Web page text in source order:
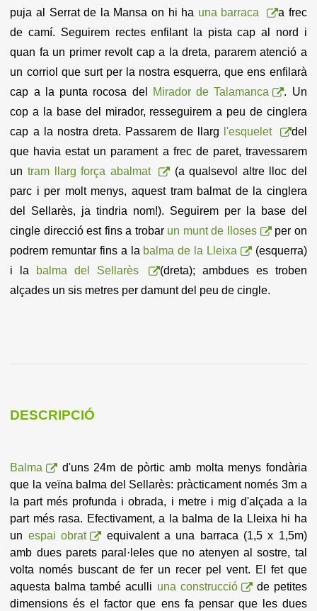
puja al Serrat de la Mansa on hi ha una barraca
a frec
de camí. Seguirem rectes enfilant la pista cap al nord i
quan fa un primer revolt cap a la dreta, pararem atenció a
un corriol que surt per la nostra esquerra, que ens enfilarà
cap a la punta rocosa del
Mirador de Talamanca
. Un
cop a la base del mirador, resseguirem a peu de cinglera
cap a la nostra dreta. Passarem de llarg
l'esquelet
del
que havia estat un parament a frec de paret, travessarem
un tram llarg força abalmat
(a qualsevol altre lloc del
parc i per molt menys, aquest tram balmat de la cinglera
del Sellarès, ja tindria nom!). Seguirem per la base del
cingle direcció est fins a trobar un munt de lloses
per on
podrem remuntar fins a la balma de la Lleixa
(esquerra)
i la
balma del Sellarès
(dreta); ambdues es troben
alçades un sis metres per damunt del peu de cingle.
DESCRIPCIÓ
Balma
d'uns 24m de pòrtic amb molta menys fondària
que la veïna balma del Sellarès: pràcticament només 3m a
la part més profunda i obrada, i metre i mig d'alçada a la
part més rasa. Efectivament, a la balma de la Lleixa hi ha
un espai obrat
equivalent a una barraca (1,5 x 1,5m)
amb dues parets paral·leles que no atenyen al sostre, tal
volta només buscant de fer un recer pel vent. El fet que
aquesta balma també aculli una construcció
de petites
dimensions és el factor que ens fa pensar que les dues